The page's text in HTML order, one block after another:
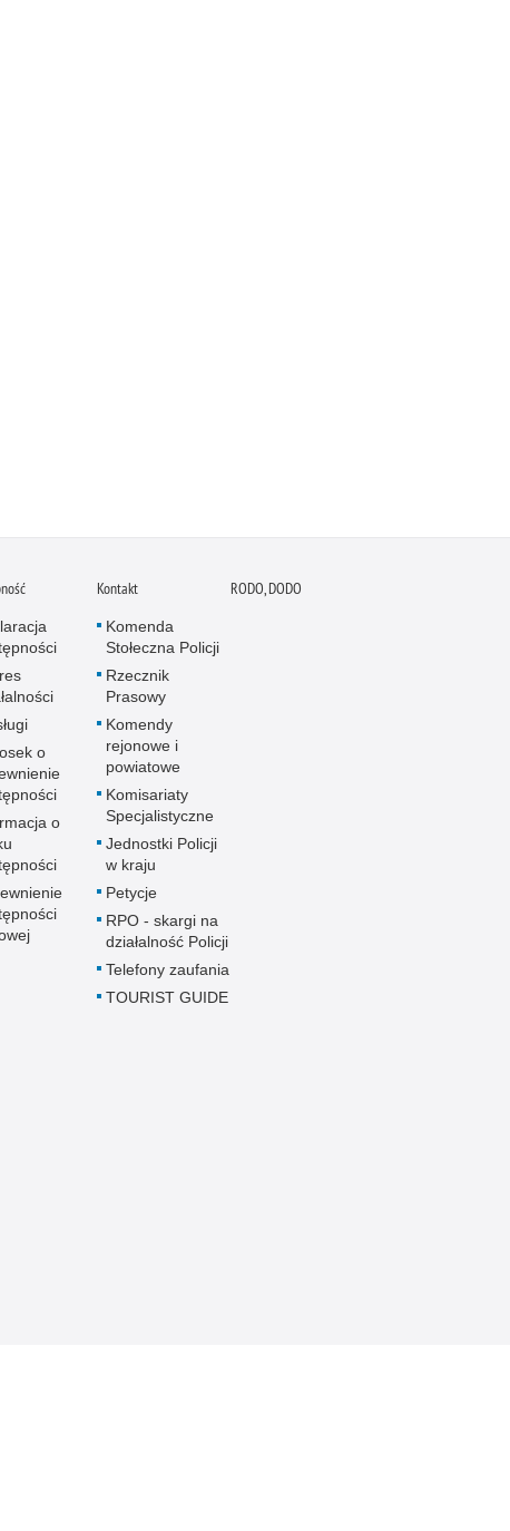
o
o
Kontakt
Komenda
Stołeczna Policji
Rzecznik
Prasowy
Komendy
rejonowe i
powiatowe
Komisariaty
Specjalistyczne
Jednostki Policji
w kraju
Petycje
RPO - skargi na
działalność Policji
Telefony zaufania
TOURIST GUIDE
RODO, DODO